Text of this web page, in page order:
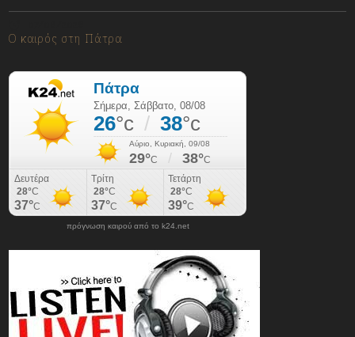
Ο καιρός στη Πάτρα
πρόγνωση καιρού από το k24.net